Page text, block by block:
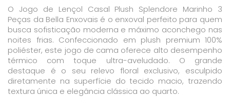
O Jogo de Lençol Casal Plush Splendore Marinho 3
Peças da Bella Enxovais é o enxoval perfeito para quem
busca sofisticação moderna e máximo aconchego nas
noites frias. Confeccionado em plush premium 100%
poliéster, este jogo de cama oferece alto desempenho
térmico com toque ultra-aveludado. O grande
destaque é o seu relevo floral exclusivo, esculpido
diretamente na superfície do tecido macio, trazendo
textura única e elegância clássica ao quarto.